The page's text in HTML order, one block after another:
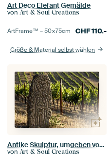
Art Deco Elefant Gemälde
von Art & Soul Creations
ArtFrame™ –50×75cm CHF110.-
Größe & Material selbst wählen
Antike Skulptur, umgeben von Weinbergsgrün
von Art & Soul Creations